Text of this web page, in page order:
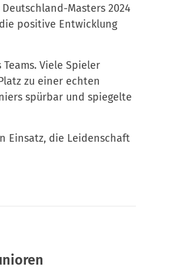
Masters 2024
positive Entwicklung
Viele Spieler
zu einer echten
spürbar und spiegelte
Einsatz, die Leidenschaft